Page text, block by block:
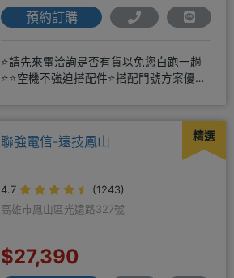
預約訂購
⭐請先來電洽詢是否有貨以免您白跑一趟
⭐⭐空機不強迫搭配件⭐搭配門號方案優惠
精選
聯強電信-遠技鳳山
4.7
(1243)
高雄市鳳山區光遠路327號
$27,390